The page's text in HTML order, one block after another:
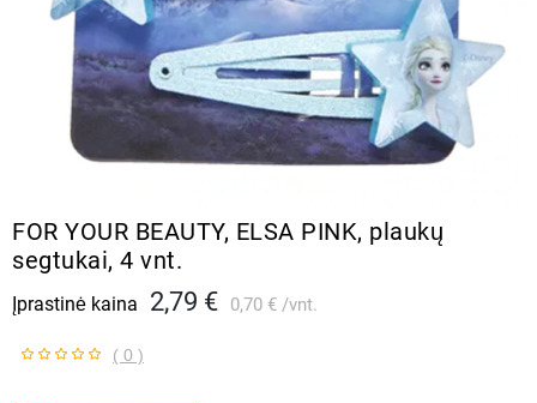
FOR YOUR BEAUTY, ELSA PINK, plaukų
segtukai, 4 vnt.
Įprastinė kaina 2,79 € 0,70 € vnt.
( 0 )